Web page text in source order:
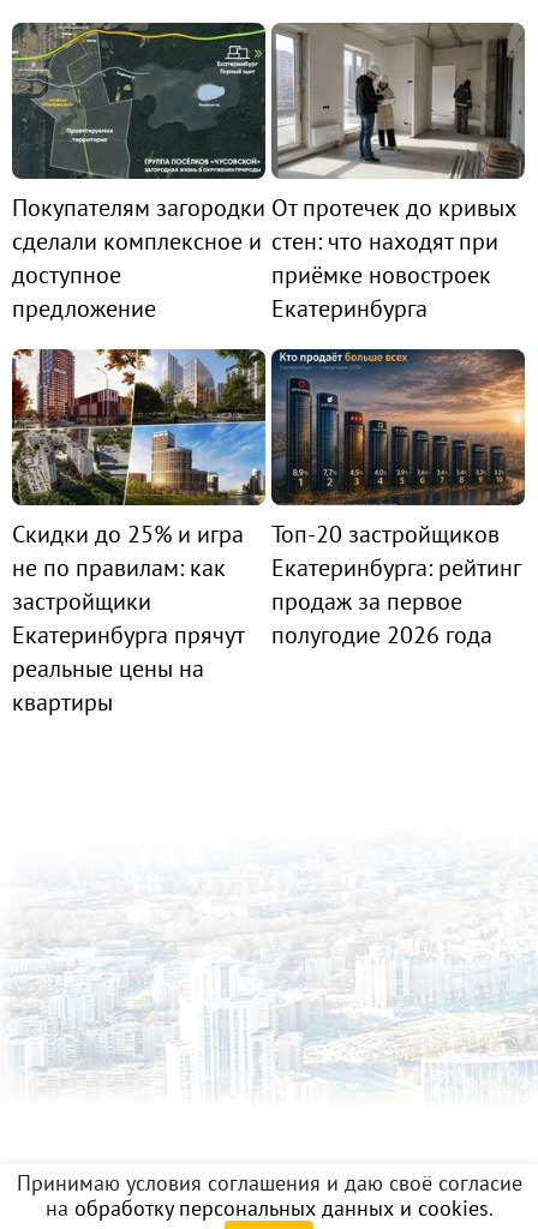
Покупателям загородки
сделали комплексное и
доступное
предложение
От протечек до кривых
стен: что находят при
приёмке новостроек
Екатеринбурга
Скидки до 25% и игра
не по правилам: как
застройщики
Екатеринбурга прячут
реальные цены на
квартиры
Топ-20 застройщиков
Екатеринбурга: рейтинг
продаж за первое
полугодие 2026 года
Принимаю условия соглашения и даю своё согласие
на обработку персональных данных и cookies.